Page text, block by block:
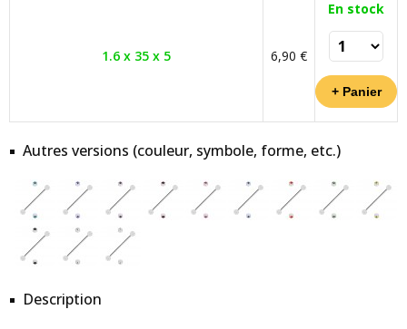
1.6 x 35 x 5 6,90 €
En stock
Autres versions (couleur, symbole, forme, etc.)
Description